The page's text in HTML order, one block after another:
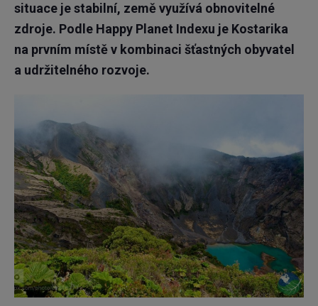
situace je stabilní, země využívá obnovitelné
zdroje. Podle Happy Planet Indexu je Kostarika
na prvním místě v kombinaci šťastných obyvatel
a udržitelného rozvoje.